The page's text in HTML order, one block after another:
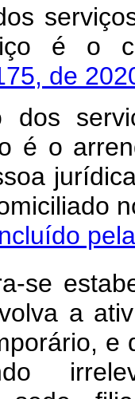
é
de
é o
se
a
e